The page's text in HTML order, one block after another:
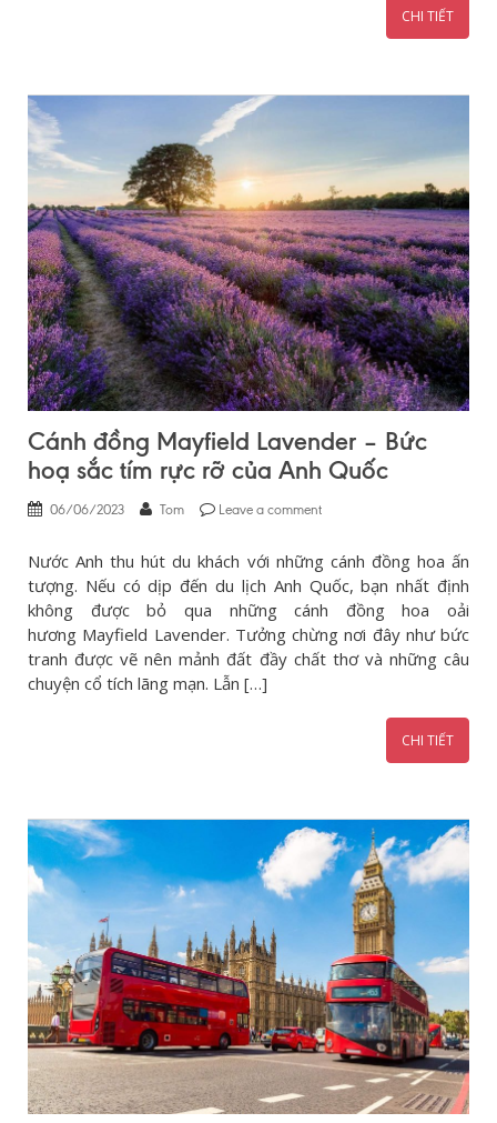
CHI TIẾT
Cánh đồng Mayfield Lavender – Bức
hoạ sắc tím rực rỡ của Anh Quốc
06/06/2023 Tom Leave a comment
Nước Anh thu hút du khách với những cánh đồng hoa ấn
tượng. Nếu có dịp đến du lịch Anh Quốc, bạn nhất định
không được bỏ qua những cánh đồng hoa oải
hương Mayfield Lavender. Tưởng chừng nơi đây như bức
tranh được vẽ nên mảnh đất đầy chất thơ và những câu
chuyện cổ tích lãng mạn. Lẫn […]
CHI TIẾT